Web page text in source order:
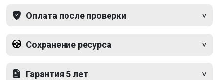
Оплата после проверки
Сохранение ресурса
Гарантия 5 лет